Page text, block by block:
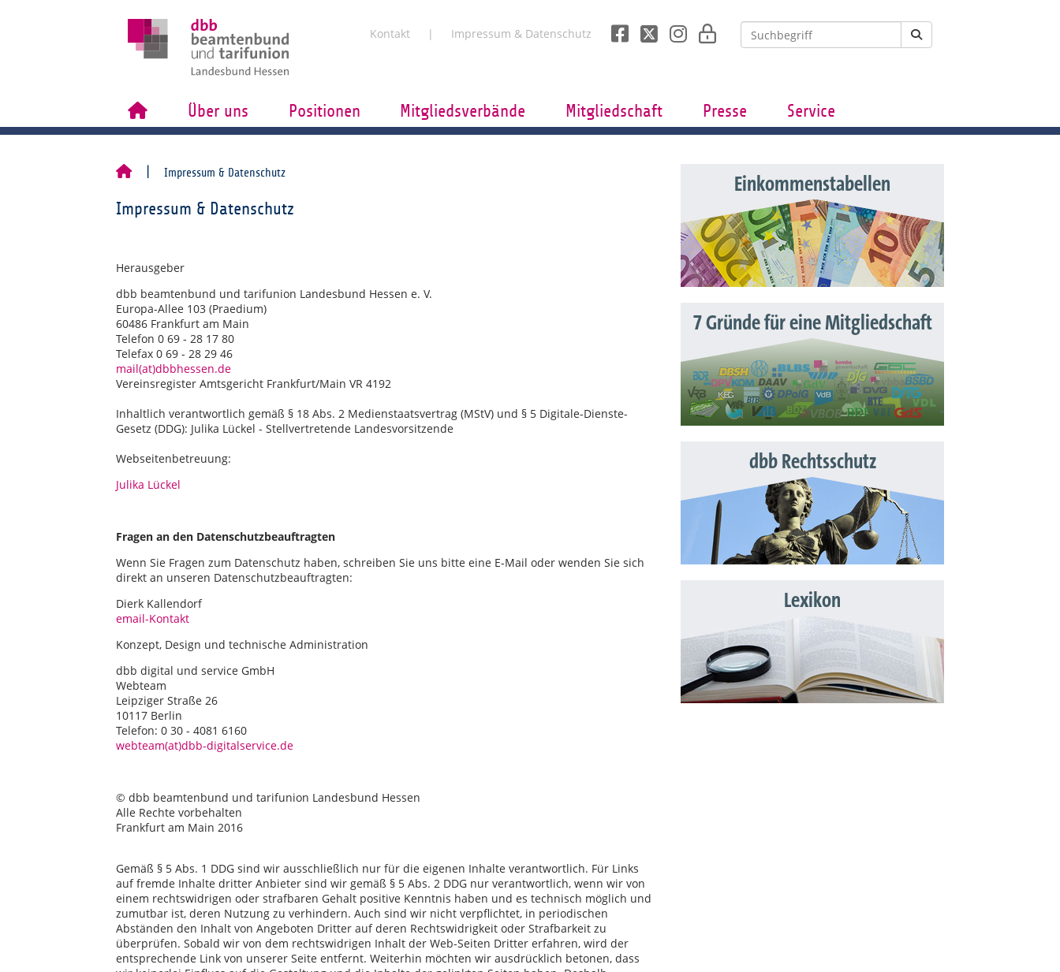
Kontakt Impressum & Datenschutz
Über uns Positionen Mitgliedsverbände Mitgliedschaft Presse Service
Impressum & Datenschutz
Impressum & Datenschutz
Herausgeber
dbb beamtenbund und tarifunion Landesbund Hessen e. V.
Europa-Allee 103 (Praedium)
60486 Frankfurt am Main
Telefon 0 69 - 28 17 80
Telefax 0 69 - 28 29 46
mail(at)dbbhessen.de
Vereinsregister Amtsgericht Frankfurt/Main VR 4192
Inhaltlich verantwortlich gemäß § 18 Abs. 2 Medienstaatsvertrag (MStV) und § 5 Digitale-Dienste-
Gesetz (DDG): Julika Lückel - Stellvertretende Landesvorsitzende
Webseitenbetreuung:
Julika Lückel
Fragen an den Datenschutzbeauftragten
Wenn Sie Fragen zum Datenschutz haben, schreiben Sie uns bitte eine E-Mail oder wenden Sie sich
direkt an unseren Datenschutzbeauftragten:
Dierk Kallendorf
email-Kontakt
Konzept, Design und technische Administration
dbb digital und service GmbH
Webteam
Leipziger Straße 26
10117 Berlin
Telefon: 0 30 - 4081 6160
webteam(at)dbb-digitalservice.de
© dbb beamtenbund und tarifunion Landesbund Hessen
Alle Rechte vorbehalten
Frankfurt am Main 2016
Gemäß § 5 Abs. 1 DDG sind wir ausschließlich nur für die eigenen Inhalte verantwortlich. Für Links
auf fremde Inhalte dritter Anbieter sind wir gemäß § 5 Abs. 2 DDG nur verantwortlich, wenn wir von
einem rechtswidrigen oder strafbaren Gehalt positive Kenntnis haben und es technisch möglich und
zumutbar ist, deren Nutzung zu verhindern. Auch sind wir nicht verpflichtet, in periodischen
Abständen den Inhalt von Angeboten Dritter auf deren Rechtswidrigkeit oder Strafbarkeit zu
überprüfen. Sobald wir von dem rechtswidrigen Inhalt der Web-Seiten Dritter erfahren, wird der
entsprechende Link von unserer Seite entfernt. Weiterhin möchten wir ausdrücklich betonen, dass
Einkommenstabellen
7 Gründe für eine Mitgliedschaft
dbb Rechtsschutz
Lexikon